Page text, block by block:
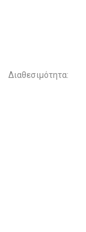
Διαθεσιμότητα: